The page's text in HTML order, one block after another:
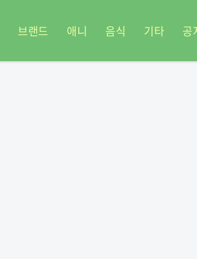
브랜드 애니 음식 기타 공